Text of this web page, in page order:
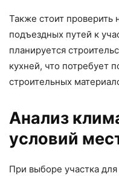
Также стоит проверить
подъездных путей к
планируется
кухней, что потребует
строительных
Анализ
условий
При выборе участка для